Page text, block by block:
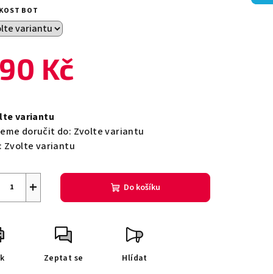
BOT
Kč
variantu
doručit do: Zvolte variantu
Zvolte variantu
+ Do košíku
Zeptat se Hlídat